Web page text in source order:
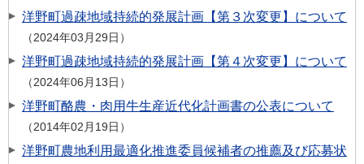
洋野町過疎地域持続的発展計画【第３次変更】について
2024年03月29日
洋野町過疎地域持続的発展計画【第４次変更】について
2024年06月13日
洋野町酪農・肉用牛生産近代化計画書の公表について
2014年02月19日
洋野町農地利用最適化推進委員候補者の推薦及び応募状